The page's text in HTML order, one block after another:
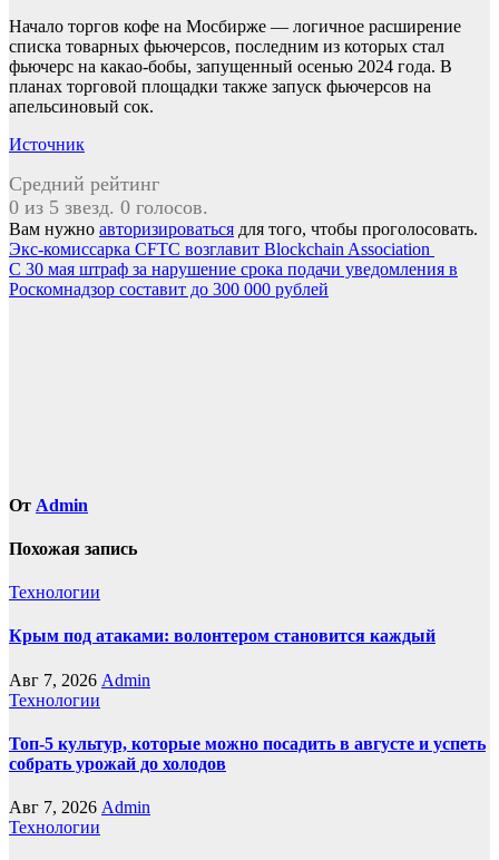
Начало торгов кофе на Мосбирже — логичное расширение
списка товарных фьючерсов, последним из которых стал
фьючерс на какао-бобы, запущенный осенью 2024 года. В
планах торговой площадки также запуск фьючерсов на
апельсиновый сок.
Источник
Средний рейтинг
0 из 5 звезд. 0 голосов.
Вам нужно авторизироваться для того, чтобы проголосовать.
Навигация
по
Экс-комиссарка CFTC возглавит Blockchain Association
С 30 мая штраф за нарушение срока подачи уведомления в
Роскомнадзор составит до 300 000 рублей
От Admin
Похожая запись
Технологии
Крым под атаками: волонтером становится каждый
Авг 7, 2026 Admin
Технологии
Топ-5 культур, которые можно посадить в августе и успеть
собрать урожай до холодов
Авг 7, 2026 Admin
Технологии